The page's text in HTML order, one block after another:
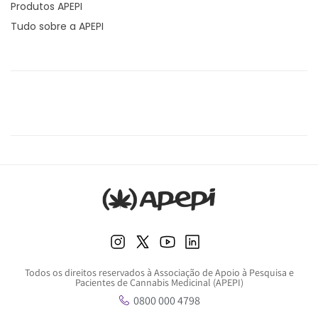
Produtos APEPI
Tudo sobre a APEPI
Todos os direitos reservados à Associação de Apoio à Pesquisa e
Pacientes de Cannabis Medicinal (APEPI)
0800 000 4798